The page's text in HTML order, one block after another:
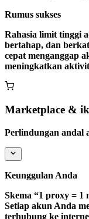
Rumus sukses
Rahasia limit tinggi
bertahap, dan
cepat menganggap
meningkatkan
Marketplace &
Perlindungan andal
Keunggulan Anda
Skema “1 proxy = 1
Setiap akun Anda
terhubung ke